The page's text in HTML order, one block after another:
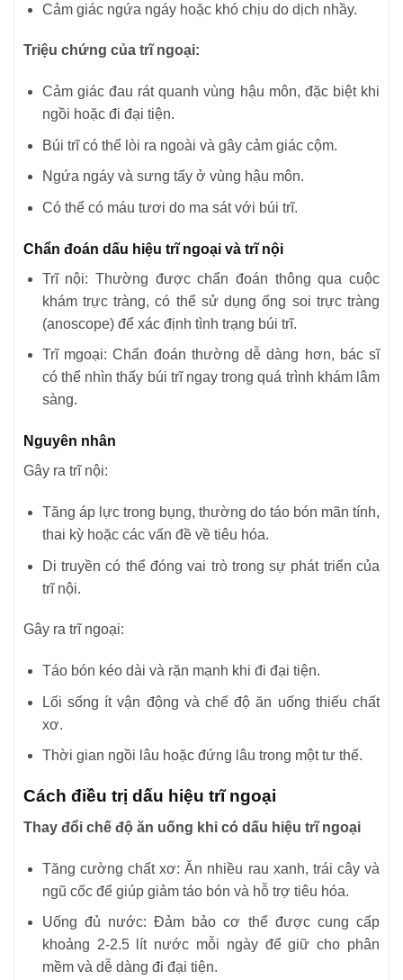
Cảm giác ngứa ngáy hoặc khó chịu do dịch nhầy.
Triệu chứng của trĩ ngoại:
Cảm giác đau rát quanh vùng hậu môn, đặc biệt khi
ngồi hoặc đi đại tiện.
Búi trĩ có thể lòi ra ngoài và gây cảm giác cộm.
Ngứa ngáy và sưng tấy ở vùng hậu môn.
Có thể có máu tươi do ma sát với búi trĩ.
Chẩn đoán dấu hiệu trĩ ngoại và trĩ nội
Trĩ nội: Thường được chẩn đoán thông qua cuộc
khám trực tràng, có thể sử dụng ống soi trực tràng
(anoscope) để xác định tình trạng búi trĩ.
Trĩ mgoại: Chẩn đoán thường dễ dàng hơn, bác sĩ
có thể nhìn thấy búi trĩ ngay trong quá trình khám lâm
sàng.
Nguyên nhân
Gây ra trĩ nội:
Tăng áp lực trong bụng, thường do táo bón mãn tính,
thai kỳ hoặc các vấn đề về tiêu hóa.
Di truyền có thể đóng vai trò trong sự phát triển của
trĩ nội.
Gây ra trĩ ngoại:
Táo bón kéo dài và rặn mạnh khi đi đại tiện.
Lối sống ít vận động và chế độ ăn uống thiếu chất
xơ.
Thời gian ngồi lâu hoặc đứng lâu trong một tư thế.
Cách điều trị dấu hiệu trĩ ngoại
Thay đổi chế độ ăn uống khi có dấu hiệu trĩ ngoại
Tăng cường chất xơ: Ăn nhiều rau xanh, trái cây và
ngũ cốc để giúp giảm táo bón và hỗ trợ tiêu hóa.
Uống đủ nước: Đảm bảo cơ thể được cung cấp
khoảng 2-2.5 lít nước mỗi ngày để giữ cho phân
mềm và dễ dàng đi đại tiện.